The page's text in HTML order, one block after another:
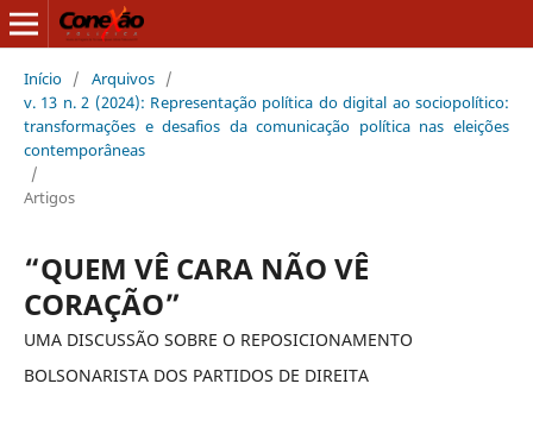
Início / Arquivos /
v. 13 n. 2 (2024): Representação política do digital ao sociopolítico:
transformações e desafios da comunicação política nas eleições
contemporâneas
/
Artigos
“QUEM VÊ CARA NÃO VÊ
CORAÇÃO”
UMA DISCUSSÃO SOBRE O REPOSICIONAMENTO
BOLSONARISTA DOS PARTIDOS DE DIREITA